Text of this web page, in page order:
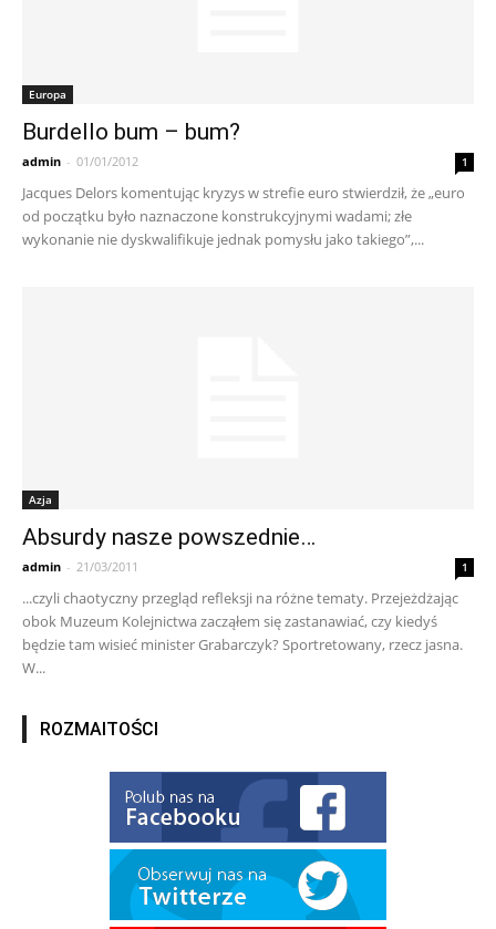
Europa
Burdello bum – bum?
admin - 01/01/2012 1
Jacques Delors komentując kryzys w strefie euro stwierdził, że „euro
od początku było naznaczone konstrukcyjnymi wadami; złe
wykonanie nie dyskwalifikuje jednak pomysłu jako takiego”,...
Azja
Absurdy nasze powszednie…
admin - 21/03/2011 1
...czyli chaotyczny przegląd refleksji na różne tematy. Przejeżdżając
obok Muzeum Kolejnictwa zacząłem się zastanawiać, czy kiedyś
będzie tam wisieć minister Grabarczyk? Sportretowany, rzecz jasna.
W...
ROZMAITOŚCI